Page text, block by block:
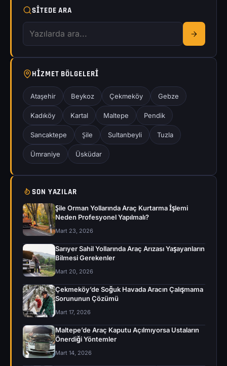
SITEDE ARA
HIZMET BÖLGELERI
Ataşehir Beykoz Çekmeköy Gebze
Kadıköy Kartal Maltepe Pendik
Sancaktepe Şile Sultanbeyli Tuzla
Ümraniye Üsküdar
SON YAZILAR
Şile Orman Yollarında Araç Kurtarma İşlemi
Neden Profesyonel Yapılmalı?
Mart 23, 2026
Sarıyer Sahil Yollarında Araç Arızası Yaşayanların
Bilmesi Gerekenler
Mart 20, 2026
Çekmeköy’de Soğuk Havada Aracın Çalışmama
Sorununun Çözümü
Mart 17, 2026
Maltepe’de Araç Kaputu Açılmıyorsa Ustaların
Önerdiği Yöntemler
Mart 14, 2026